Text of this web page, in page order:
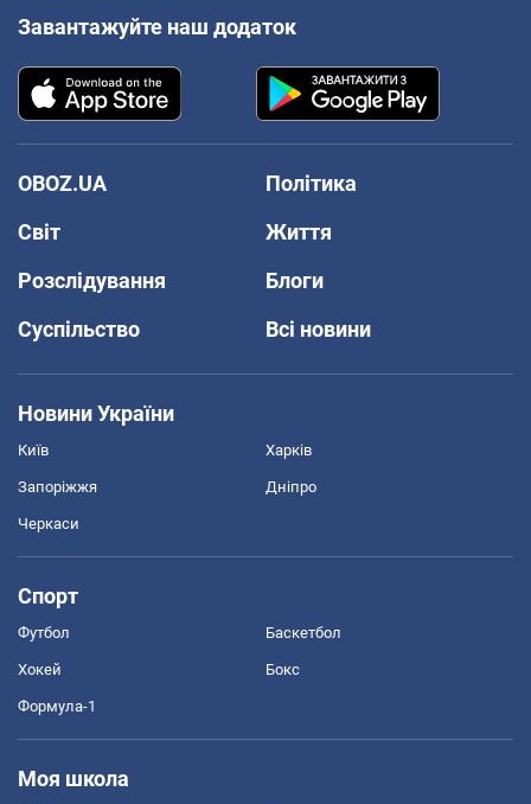
Завантажуйте наш додаток
OBOZ.UA
Політика
Світ
Життя
Розслідування
Блоги
Суспільство
Всі новини
Новини України
Київ Харків
Запоріжжя Дніпро
Черкаси
Спорт
Футбол Баскетбол
Хокей Бокс
Формула-1
Моя школа